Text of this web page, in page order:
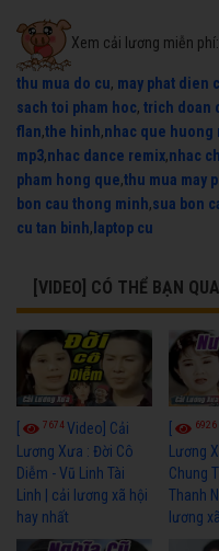
Xem cải lương miễn phí:
thu mua do cu, may phat dien
sach toi pham hoc, trich doan
flan,the hinh,nhac que huong
mp3,nhac dance remix,nhac
pham hong que,thu mua may
bon cau thong minh,sua bon
cu tan binh, laptop cu
[VIDEO] CÓ THỂ BẠN
7674Video] Cải
Lương Xưa : Đời Cô
Diễm - Vũ Linh Tài
Linh | cải lương xã hội
hay nhất
6926
Lương
Chung
Thanh
lương